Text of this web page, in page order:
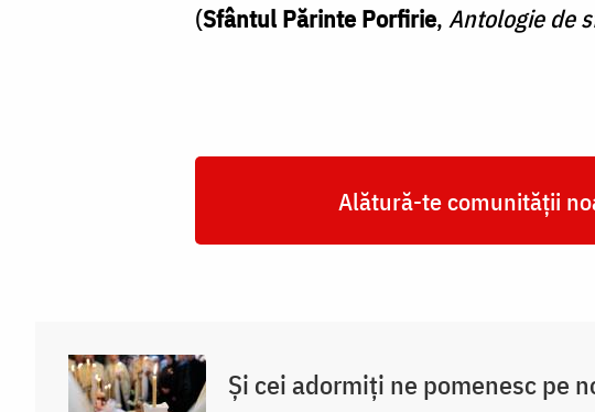
(Sfântul Părinte Porfirie, Antologie de
Alătură-te comunității
Și cei adormiți ne pomenesc pe